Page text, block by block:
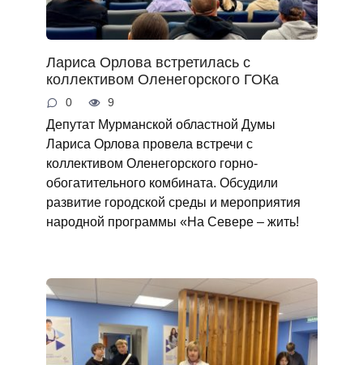
Лариса Орлова встретилась с
коллективом Оленегорского ГОКа
0 9
Депутат Мурманской областной Думы
Лариса Орлова провела встречи с
коллективом Оленегорского горно-
обогатительного комбината. Обсудили
развитие городской среды и мероприятия
народной программы «На Севере – жить!